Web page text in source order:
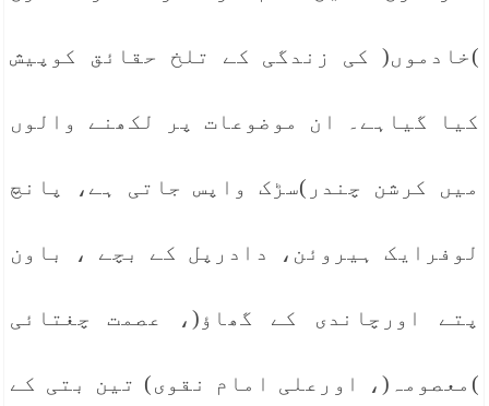
)خادموں( کی زندگی کے تلخ حقائق کوپیش
کیا گیاہے۔ ان موضوعات پر لکھنے والوں
میں کرشن چندر)سڑک واپس جاتی ہے، پانچ
لوفرایک ہیروئن، دادرپل کے بچے ، باون
پتے اورچاندی کے گھاؤ(، عصمت چغتائی
)معصومہ(، اورعلی امام نقوی) تین بتی کے